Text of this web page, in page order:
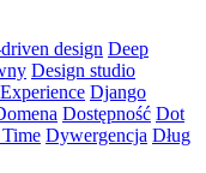
design Deep
Design studio
Django
Dostępność Dot
Dywergencja Dług